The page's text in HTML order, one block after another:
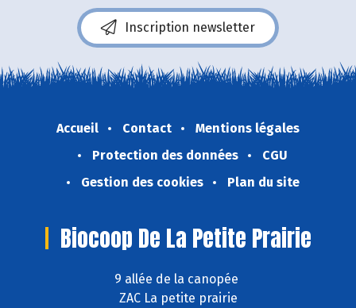
Inscription newsletter
Accueil Contact
Mentions légales
Protection des données
CGU
Gestion des cookies
Plan du site
Biocoop De La Petite Prairie
9 allée de la canopée
ZAC La petite prairie